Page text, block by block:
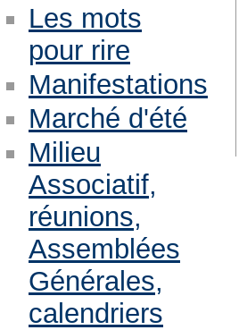
Les mots
pour rire
Manifestations
Marché d'été
Milieu
Associatif,
réunions,
Assemblées
Générales,
calendriers